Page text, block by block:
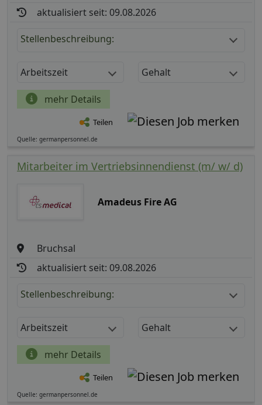
aktualisiert seit: 09.08.2026
Stellenbeschreibung:
Arbeitszeit Gehalt
mehr Details
Teilen
Quelle: germanpersonnel.de
Mitarbeiter im Vertriebsinnendienst (m/ w/ d)
Amadeus Fire AG
Bruchsal
aktualisiert seit: 09.08.2026
Stellenbeschreibung:
Arbeitszeit Gehalt
mehr Details
Teilen
Quelle: germanpersonnel.de